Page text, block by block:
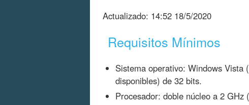
Actualizado: 14:52 18/5/2020
Requisitos Mínimos
Sistema operativo: Windows Vista
disponibles) de 32 bits.
Procesador: doble núcleo a 2